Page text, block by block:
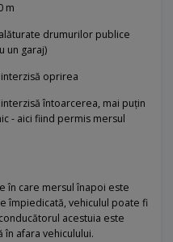
m
drumurilor publice
un garaj)
oprirea
întoarcerea, mai puțin
- aici fiind permis mersul
în care mersul înapoi este
împiedicată, vehiculul poate fi
acestuia este
afara vehiculului.